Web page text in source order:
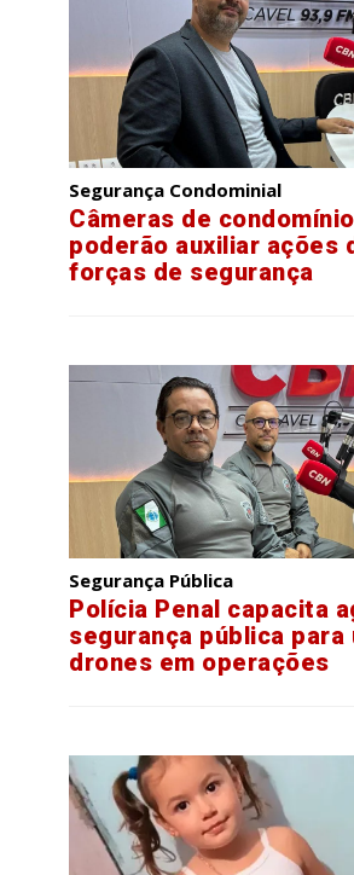
Segurança Condominial
Câmeras de
poderão auxiliar ações
forças de segurança
Segurança Pública
Polícia Penal capacita
segurança pública para
drones em operações